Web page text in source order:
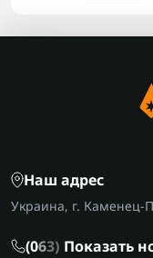
Наш адрес
Украина, г. Каменец-
(063) Показать